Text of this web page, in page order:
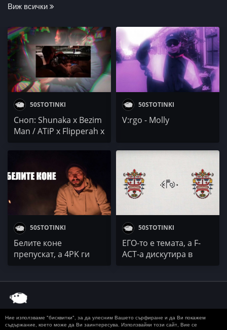
Виж всички
50STOTINKI
Сноп: Shunaka x Bezim
Man / ATiP x Flipperah x
Madjuna / LazyToni
50STOTINKI
V:rgo - Molly
50STOTINKI
Белите коне
препускат, а 4PK ги
50STOTINKI
ЕГО-то е темата, а F-
ACT-а дискутира в
© 2020 50 STOTINKI КОНТАКТ
ЗА РЕКЛАМА
Ние използваме "бисквитки", за да улесним Вашето сърфиране и да Ви покажем
съдържание, което може да Ви заинтересува. Използвайки този сайт, Вие се